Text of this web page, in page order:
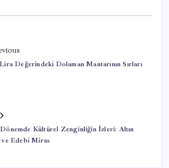
Değerindeki Dolaman Mantarının Sırları
Kültürel Zenginliğin İzleri: Altın
Edebi Miras